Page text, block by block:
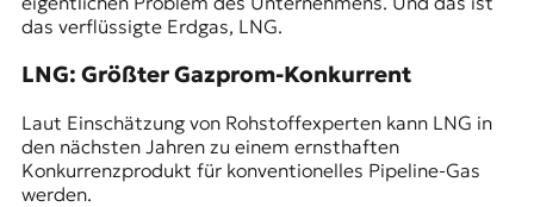
das verflüssigte Erdgas, LNG.
LNG: Größter Gazprom-Konkurrent
Laut Einschätzung von Rohstoffexperten kann LNG in
den nächsten Jahren zu einem ernsthaften
Konkurrenzprodukt für konventionelles Pipeline-Gas
werden.